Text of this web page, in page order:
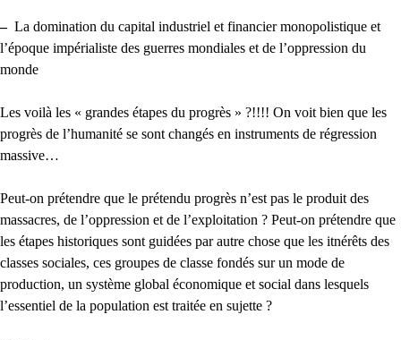
–La domination du capital industriel et financier monopolistique et
l’époque impérialiste des guerres mondiales et de l’oppression du
monde
Les voilà les « grandes étapes du progrès » ?!!!! On voit bien que les
progrès de l’humanité se sont changés en instruments de régression
massive…
Peut-on prétendre que le prétendu progrès n’est pas le produit des
massacres, de l’oppression et de l’exploitation ? Peut-on prétendre que
les étapes historiques sont guidées par autre chose que les itnérêts des
classes sociales, ces groupes de classe fondés sur un mode de
production, un système global économique et social dans lesquels
l’essentiel de la population est traitée en sujette ?